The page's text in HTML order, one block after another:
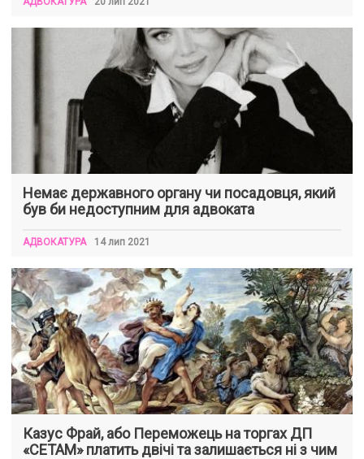
Немає державного органу чи посадовця, який
був би недоступним для адвоката
АДВОКАТУРА 14 лип 2021
Казус Фрай, або Переможець на торгах ДП
«СЕТАМ» платить двічі та залишається ні з чим